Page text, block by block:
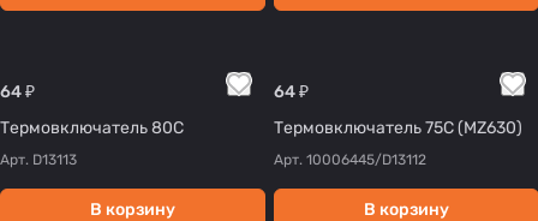
64 ₽
Термовключатель 80C
Арт. D13113
В корзину
64 ₽
Термовключатель 75С (MZ630)
Арт. 10006445/D13112
В корзину